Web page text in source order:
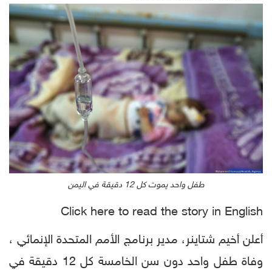
طفل واحد يموت كل 12 دقيقة في اليمن
Click here to read the story in English
أعلن أخيم شتاينر، مدير برنامج الأمم المتحدة الإنمائي ،
وفاة طفل واحد دون سن الخامسة كل 12 دقيقة في